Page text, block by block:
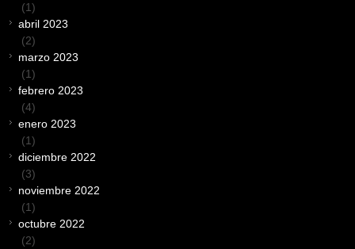
(1)
abril 2023
(2)
marzo 2023
(1)
febrero 2023
(4)
enero 2023
(1)
diciembre 2022
(3)
noviembre 2022
(1)
octubre 2022
(2)